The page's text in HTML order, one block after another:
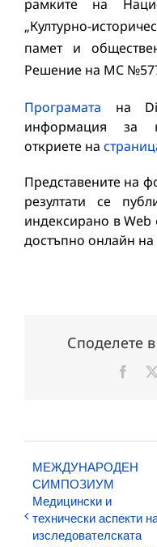
рамките на
„Културно-
памет и
Решение на МС
Програмата на
информация за
откриете на
Представените на
резултати се
индексирано в Web
достъпно онлайн на
Споделете
МЕЖДУНАРОДЕН
СИМПОЗИУМ
Медицински и
технически аспекти
изследователската